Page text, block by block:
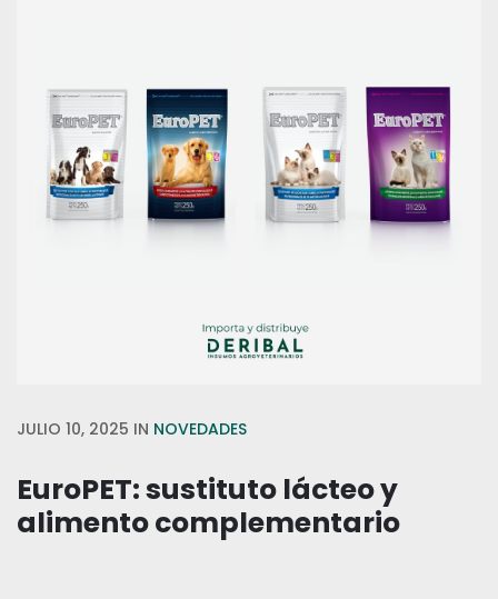
JULIO 10, 2025 IN NOVEDADES
EuroPET: sustituto lácteo y
alimento complementario